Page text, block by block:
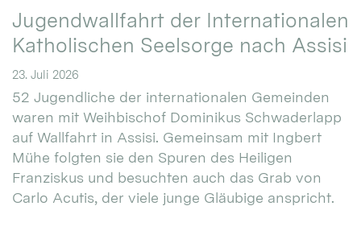
Jugendwallfahrt der Internationalen
Katholischen Seelsorge nach Assisi
23. Juli 2026
52 Jugendliche der internationalen Gemeinden
waren mit Weihbischof Dominikus Schwaderlapp
auf Wallfahrt in Assisi. Gemeinsam mit Ingbert
Mühe folgten sie den Spuren des Heiligen
Franziskus und besuchten auch das Grab von
Carlo Acutis, der viele junge Gläubige anspricht.